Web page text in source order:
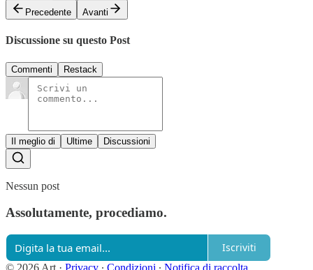
Precedente
Avanti
Discussione su questo Post
Commenti Restack
Il meglio di Ultime Discussioni
Nessun post
Assolutamente, procediamo.
Iscriviti
© 2026 Art · Privacy ∙ Condizioni ∙ Notifica di raccolta